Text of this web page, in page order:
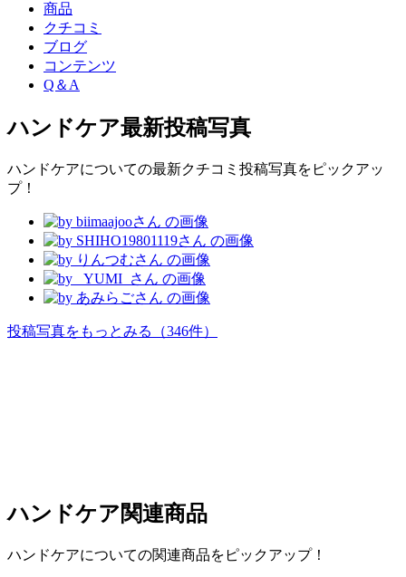
商品
クチコミ
ブログ
コンテンツ
Q＆A
ハンドケア最新投稿写真
ハンドケアについての最新クチコミ投稿写真をピックアッ
プ！
投稿写真をもっとみる （346件）
ハンドケア関連商品
ハンドケアについての関連商品をピックアップ！